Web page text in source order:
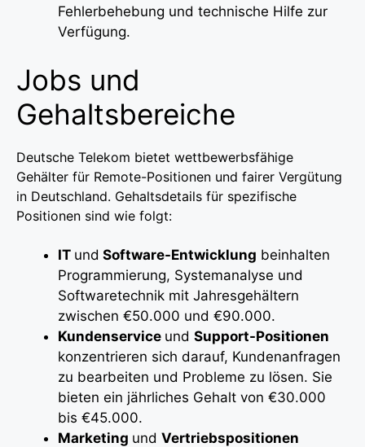
Fehlerbehebung und technische Hilfe zur
Verfügung.
Jobs und
Gehaltsbereiche
Deutsche Telekom bietet wettbewerbsfähige
Gehälter für Remote-Positionen und fairer Vergütung
in Deutschland. Gehaltsdetails für spezifische
Positionen sind wie folgt:
IT und Software-Entwicklung beinhalten
Programmierung, Systemanalyse und
Softwaretechnik mit Jahresgehältern
zwischen €50.000 und €90.000.
Kundenservice und Support-Positionen
konzentrieren sich darauf, Kundenanfragen
zu bearbeiten und Probleme zu lösen. Sie
bieten ein jährliches Gehalt von €30.000
bis €45.000.
Marketing und Vertriebspositionen